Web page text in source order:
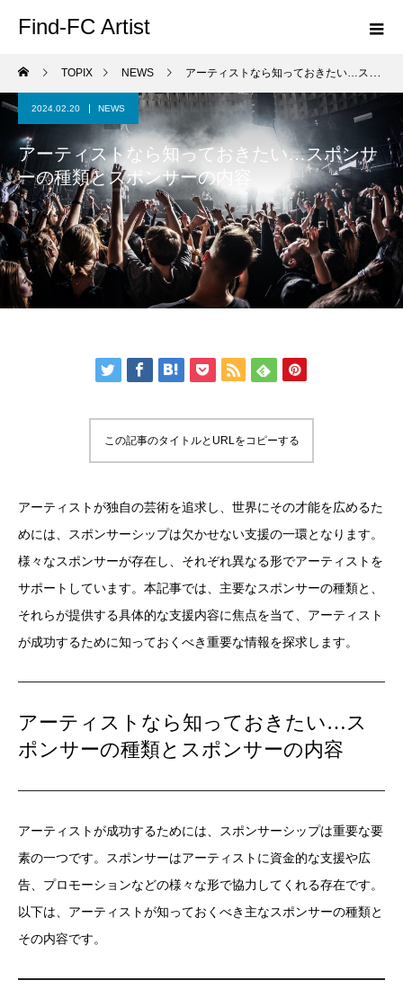
Find-FC Artist
TOPIX NEWS アーティストなら知っておきたい…スポンサーの種類とスポンサーの内容
2024.02.20 NEWS
アーティストなら知っておきたい…スポンサ
ーの種類とスポンサーの内容
この記事のタイトルとURLをコピーする
アーティストが独自の芸術を追求し、世界にその才能を広めるた
めには、スポンサーシップは欠かせない支援の一環となります。
様々なスポンサーが存在し、それぞれ異なる形でアーティストを
サポートしています。本記事では、主要なスポンサーの種類と、
それらが提供する具体的な支援内容に焦点を当て、アーティスト
が成功するために知っておくべき重要な情報を探求します。
アーティストなら知っておきたい…ス
ポンサーの種類とスポンサーの内容
アーティストが成功するためには、スポンサーシップは重要な要
素の一つです。スポンサーはアーティストに資金的な支援や広
告、プロモーションなどの様々な形で協力してくれる存在です。
以下は、アーティストが知っておくべき主なスポンサーの種類と
その内容です。